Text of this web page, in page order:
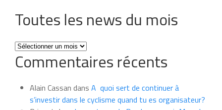
Toutes les news du mois
Toutes
les
news
mois
Commentaires récents
Alain Cassan dans A quoi sert de continuer à
s’investir dans le cyclisme quand tu es organisateur?